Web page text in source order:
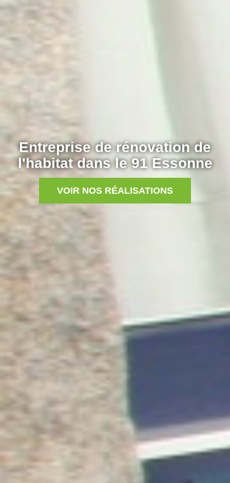
Entreprise de rénovation de
l'habitat dans le 91 Essonne
VOIR NOS RÉALISATIONS